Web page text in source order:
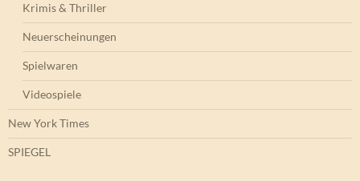
Krimis & Thriller
Neuerscheinungen
Spielwaren
Videospiele
New York Times
SPIEGEL